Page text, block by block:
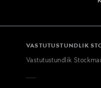
VASTUTUSTUNDLIK
Vastutustundlik